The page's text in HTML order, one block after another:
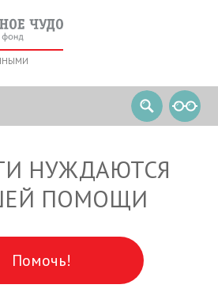
НУЖДАЮТСЯ
ПОМОЩИ
Помочь!